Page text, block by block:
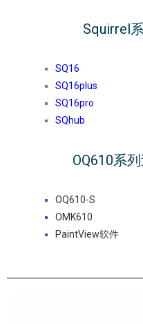
Squirrel
SQ16
SQ16plus
SQ16pro
SQhub
OQ610系
OQ610-S
OMK610
PaintView软件